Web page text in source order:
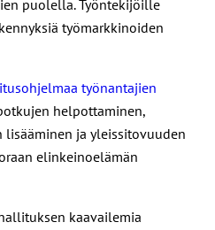
puolella. Työntekijöille
työmarkkinoiden
työnantajien
helpottaminen,
ja yleissitovuuden
elinkeinoelämän
kaavailemia